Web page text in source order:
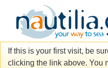
If this is your first visit, be
clicking the link above. You